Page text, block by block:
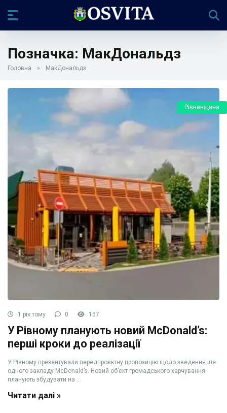
Позначка: МакДональдз
Головна » МакДональдз
Рівненщина
1 рік тому 0 157
У Рівному планують новий McDonald’s:
перші кроки до реалізації
У Рівному презентували передпроєктну пропозицію щодо зведення ще
одного закладу McDonald’s. Новий об’єкт громадського харчування
планують збудувати на ...
Читати далі »